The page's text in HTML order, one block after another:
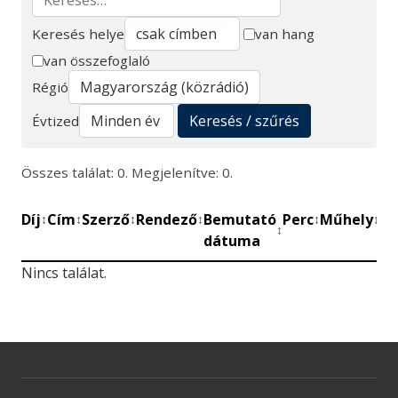
Keresés
Keresés helye
van hang
van összefoglaló
Régió
Évtized
Keresés / szűrés
Összes találat: 0. Megjelenítve: 0.
Díj↕Cím↕Szerző↕Rendező↕Bemutató
dátuma
↕
Perc↕Műhely↕
Nincs találat.